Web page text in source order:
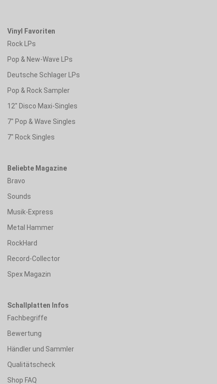
Vinyl Favoriten
Rock LPs
Pop & New-Wave LPs
Deutsche Schlager LPs
Pop & Rock Sampler
12" Disco Maxi-Singles
7" Pop & Wave Singles
7" Rock Singles
Beliebte Magazine
Bravo
Sounds
Musik-Express
Metal Hammer
RockHard
Record-Collector
Spex Magazin
Schallplatten Infos
Fachbegriffe
Bewertung
Händler und Sammler
Qualitätscheck
Shop FAQ